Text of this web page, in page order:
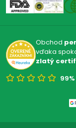
Obchod
vďaka
zlatý
99%